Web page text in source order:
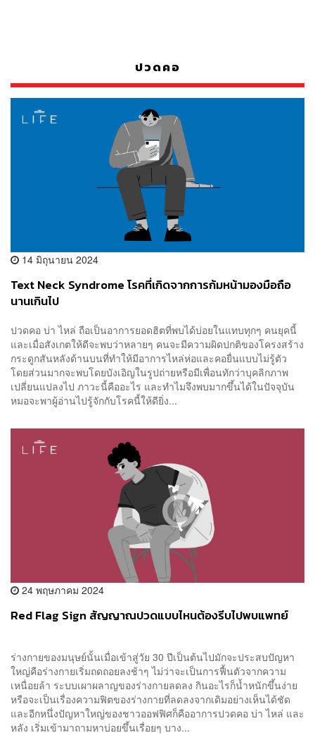
ปวดคอ
14 มิถุนายน 2024
Text Neck Syndrome โรคที่เกิดจากการก้มหน้ามองมือถือ
นานเกินไป
ปวดคอ บ่า ไหล่ ถือเป็นอาการยอดฮิตที่พบได้บ่อยในแทบทุกๆ คนยุคนี้
และเมื่อสังเกตให้ดีจะพบว่าหลายๆ คนจะมีความผิดปกติของโครงสร้าง
กระดูกสันหลังด้านบนที่ทำให้มีอาการไหล่ห่อและคอยื่นแบบไม่รู้ตัว
โดยส่วนมากจะพบโดยบังเอิญในรูปถ่ายหรือมีเพื่อนทักว่าบุคลิกภาพ
เปลี่ยนแปลงไป ภาวะนี้คืออะไร และทำไมจึงพบมากขึ้นได้ในปัจจุบัน
หมอจะพาผู้อ่านไปรู้จักกับโรคนี้ให้ดียิ่ง...
24 พฤษภาคม 2024
Red Flag Sign สัญญาณปวดแบบไหนต้องรีบไปพบแพทย์
ร่างกายของมนุษย์นั้นเมื่อเข้าสู่วัย 30 ปีเป็นต้นไปมักจะประสบปัญหา
ใหญ่คือร่างกายเริ่มถดถอยลงช้าๆ ไม่ว่าจะเป็นการฟื้นตัวจากความ
เหนื่อยล้า ระบบเผาผลาญของร่างกายลดลง กินอะไรก็น้ำหนักขึ้นง่าย
หรือจะเป็นเรื่องความฟิตของร่างกายที่ลดลงจากเดิมอย่างเห็นได้ชัด
และอีกหนึ่งปัญหาใหญ่ของชาวออฟฟิศก็คืออาการปวดคอ บ่า ไหล่ และ
หลัง เริ่มเข้ามาถามหาบ่อยขึ้นเรื่อยๆ บาง...